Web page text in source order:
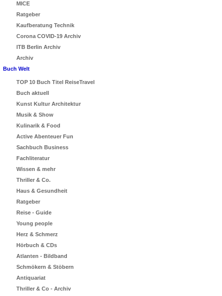
MICE
Ratgeber
Kaufberatung Technik
Corona COVID-19 Archiv
ITB Berlin Archiv
Archiv
Buch Welt
TOP 10 Buch Titel ReiseTravel
Buch aktuell
Kunst Kultur Architektur
Musik & Show
Kulinarik & Food
Active Abenteuer Fun
Sachbuch Business
Fachliteratur
Wissen & mehr
Thriller & Co.
Haus & Gesundheit
Ratgeber
Reise - Guide
Young people
Herz & Schmerz
Hörbuch & CDs
Atlanten - Bildband
Schmökern & Stöbern
Antiquariat
Thriller & Co - Archiv